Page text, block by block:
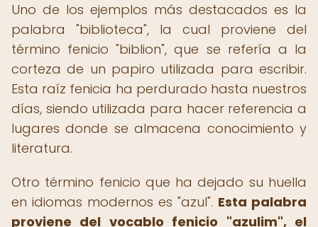
Uno de los ejemplos más destacados es la
palabra "biblioteca", la cual proviene del
término fenicio "biblion", que se refería a la
corteza de un papiro utilizada para escribir.
Esta raíz fenicia ha perdurado hasta nuestros
días, siendo utilizada para hacer referencia a
lugares donde se almacena conocimiento y
literatura.
Otro término fenicio que ha dejado su huella
en idiomas modernos es "azul". Esta palabra
proviene del vocablo fenicio "azulim", el